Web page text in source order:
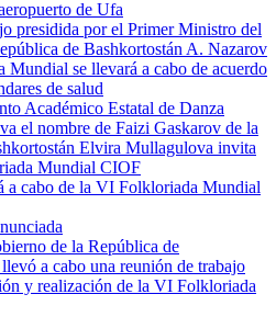
de Ufa
presidida por el Primer Ministro del
de Bashkortostán A. Nazarov
se llevará a cabo de acuerdo
de salud
Académico Estatal de Danza
el nombre de Faizi Gaskarov de la
Elvira Mullagulova invita
Mundial CIOF
a cabo de la VI Folkloriada Mundial
de la República de
a cabo una reunión de trabajo
y realización de la VI Folkloriada